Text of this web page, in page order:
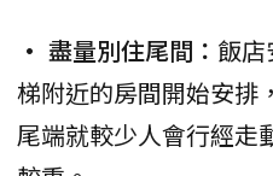
• 盡量別住尾間： 飯
梯附近的房間開始安排
尾端就較少人會行經走